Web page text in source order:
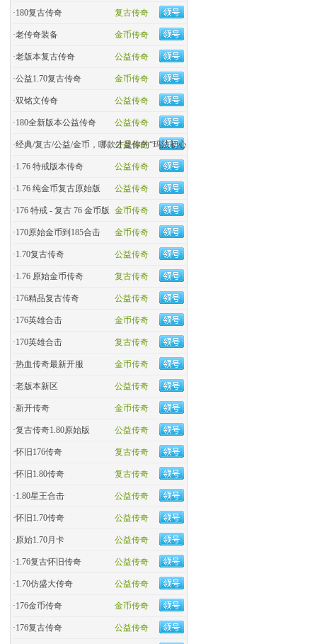
复古传奇
·180复古传奇
金币传奇
·老传奇装备
公益传奇
·老版本复古传奇
金币传奇
·公益1.70复古传奇
公益传奇
·双铭文传奇
公益传奇
·180全新版本公益传奇
公益传奇
·经典/复古/公益/金币，哪款才是你的“玛法初心
公益传奇
·1.76 特戒版本传奇
公益传奇
·1.76 纯金币复古原始版
金币传奇
·176 特戒 - 复古 76 金币版
金币传奇
·170原始金币到185合击
公益传奇
·​1.70复古传奇
复古传奇
·1.76 原始金币传奇
公益传奇
·176精品复古传奇
金币传奇
·176英雄合击
复古传奇
·170英雄合击
金币传奇
·热血传奇最新开服
公益传奇
·老版本新区
金币传奇
·新开传奇
公益传奇
·复古传奇1.80原始版
复古传奇
·怀旧176传奇
复古传奇
·怀旧1.80传奇
公益传奇
·1.80星王合击
公益传奇
·怀旧1.70传奇
公益传奇
·原始1.70月卡
公益传奇
·1.76复古怀旧传奇
公益传奇
·1.70仿盛大传奇
金币传奇
·176金币传奇
公益传奇
·176复古传奇